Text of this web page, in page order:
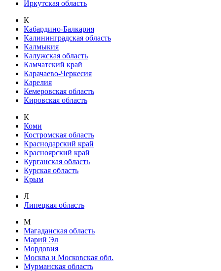
Иркутская область
К
Кабардино-Балкария
Калининградская область
Калмыкия
Калужская область
Камчатский край
Карачаево-Черкесия
Карелия
Кемеровская область
Кировская область
К
Коми
Костромская область
Краснодарский край
Красноярский край
Курганская область
Курская область
Крым
Л
Липецкая область
М
Магаданская область
Марий Эл
Мордовия
Москва и Московская обл.
Мурманская область